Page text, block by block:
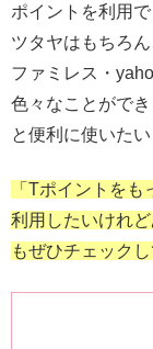
ポイントを利用
ツタヤはもちろ
ファミレス・
色々なことがで
と便利に使いた
「Tポイントを
利用したいけれ
もぜひチェック